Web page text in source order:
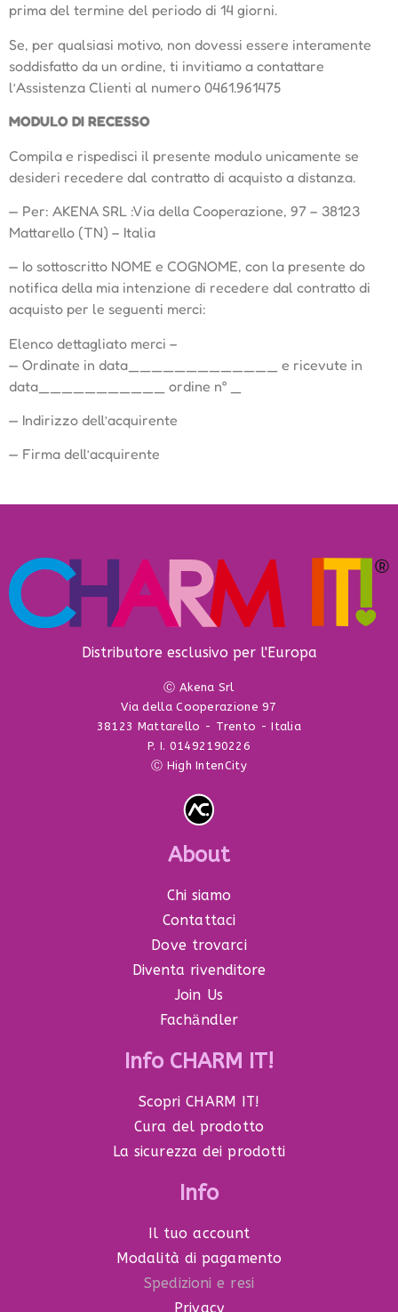
prima del termine del periodo di 14 giorni.
Se, per qualsiasi motivo, non dovessi essere interamente
soddisfatto da un ordine, ti invitiamo a contattare
l’Assistenza Clienti al numero 0461.961475
MODULO DI RECESSO
Compila e rispedisci il presente modulo unicamente se
desideri recedere dal contratto di acquisto a distanza.
— Per: AKENA SRL :Via della Cooperazione, 97 – 38123
Mattarello (TN) – Italia
— Io sottoscritto NOME e COGNOME, con la presente do
notifica della mia intenzione di recedere dal contratto di
acquisto per le seguenti merci:
Elenco dettagliato merci –
— Ordinate in data_____________ e ricevute in
data___________ ordine n° _
— Indirizzo dell’acquirente
— Firma dell’acquirente
Distributore esclusivo per l'Europa
Ⓒ Akena Srl
Via della Cooperazione 97
38123 Mattarello - Trento - Italia
P. I. 01492190226
Ⓒ High IntenCity
About
Chi siamo
Contattaci
Dove trovarci
Diventa rivenditore
Join Us
Fachӓndler
Info CHARM IT!
Scopri CHARM IT!
Cura del prodotto
La sicurezza dei prodotti
Info
Il tuo account
Modalità di pagamento
Spedizioni e resi
Privacy